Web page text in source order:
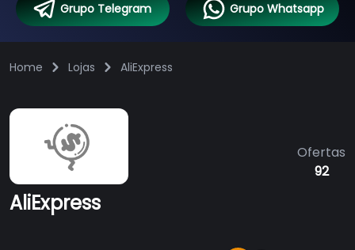
Grupo Telegram Grupo Whatsapp
Home Lojas AliExpress
AliExpress
Ofertas
92